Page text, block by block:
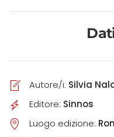
Autore/i: Silvia
Editore: Sinnos
Luogo edizione: